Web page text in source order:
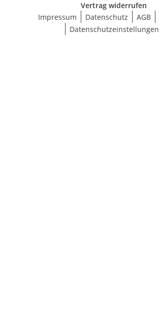
Vertrag widerrufen
Impressum
Datenschutz AGB
Datenschutzeinstellungen